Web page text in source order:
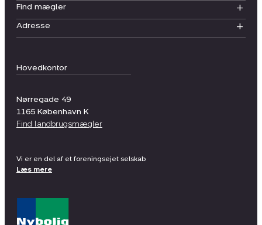
Hovedkontor
Nørregade 49
1165 København K
Find landbrugsmægler
Find mægler
Adresse
Vi er en del af et foreningsejet selskab
Læs mere